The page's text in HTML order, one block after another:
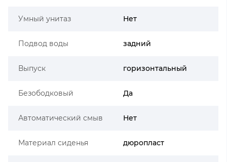
Умный унитаз Нет
Подвод воды задний
Выпуск горизонтальный
Безободковый Да
Автоматический смыв Нет
Материал сиденья дюропласт